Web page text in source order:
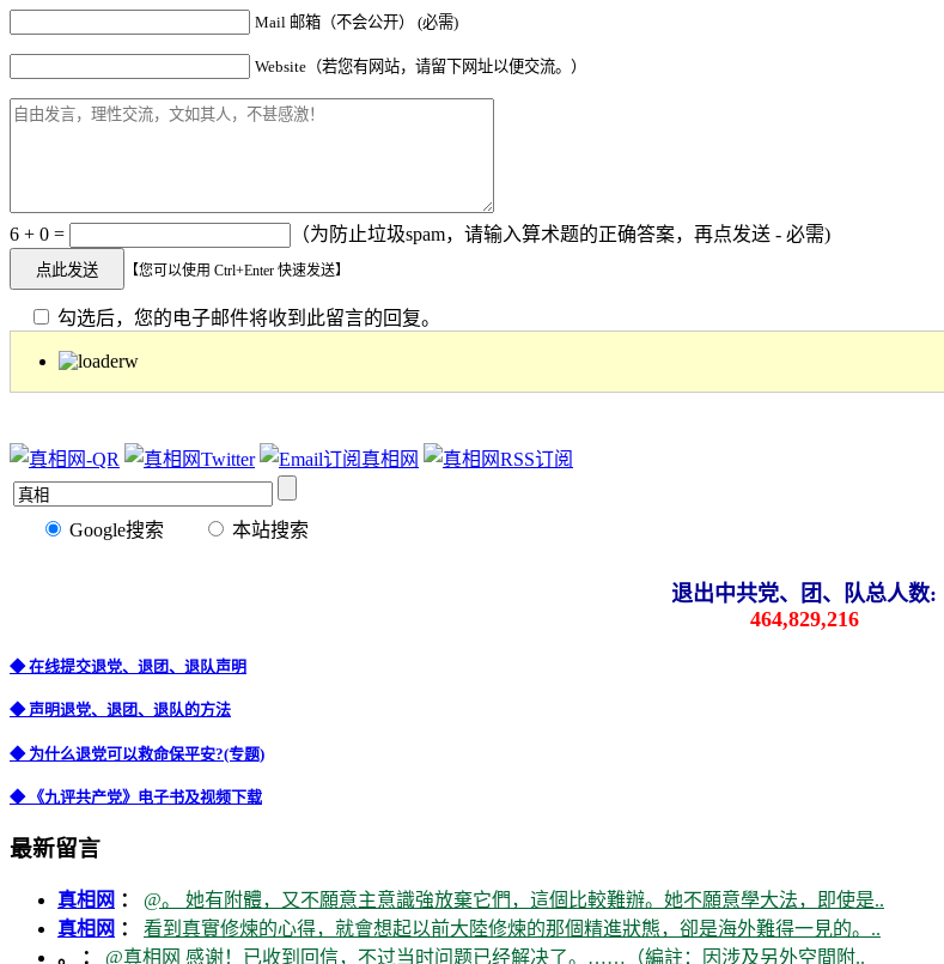
Mail 邮箱（不会公开） (必需)
Website（若您有网站，请留下网址以便交流。）
6 + 0 = （为防止垃圾spam，请输入算术题的正确答案，再点发送 - 必需)
【您可以使用 Ctrl+Enter 快速发送】
勾选后，您的电子邮件将收到此留言的回复。
Google搜索 本站搜索
退出中共党、团、队总人数:
464,829,216
◆ 在线提交退党、退团、退队声明
◆ 声明退党、退团、退队的方法
◆ 为什么退党可以救命保平安?(专题)
◆ 《九评共产党》电子书及视频下载
最新留言
真相网 ： @。 她有附體，又不願意主意識強放棄它們，這個比較難辦。她不願意學大法，即使是..
真相网 ： 看到真實修煉的心得，就會想起以前大陸修煉的那個精進狀態，卻是海外難得一見的。..
。 ： @真相网 感谢！已收到回信，不过当时问题已经解决了。……（編註：因涉及另外空間附..